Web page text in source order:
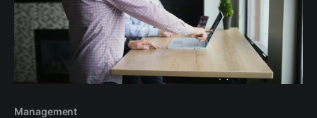
Management